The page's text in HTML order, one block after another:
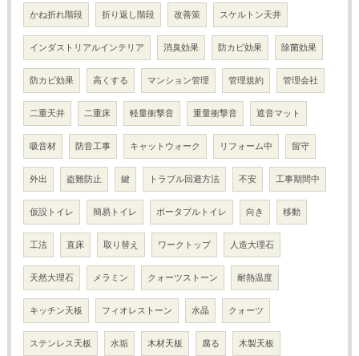
かね折れ階段 折り返し階段 改善策 スケルトン天井
インダストリアルインテリア 消臭効果 防カビ効果 除菌効果
防カビ効果 高くする マンション管理 管理規約 管理会社
二重天井 二重床 軽量衝撃音 重量衝撃音 遮音マット
吸音材 防音工事 キャットウォーク リフォーム中 留守
外出 盗難防止 鍵 トラブル回避方法 不安 工事期間中
仮設トイレ 簡易トイレ ポータブルトイレ 向き 移動
工法 直床 取り替え ワークトップ 人造大理石
天然大理石 メラミン クォーツストーン 耐熱温度
キッチン天板 フィオレストーン 水晶 クォーツ
ステンレス天板 水垢 木材天板 腐る 木製天板